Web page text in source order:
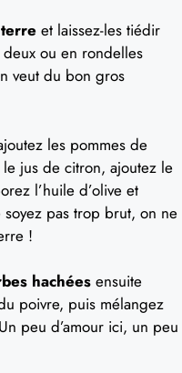
et laissez-les tiédir
ou en rondelles
veut du bon gros
les pommes de
jus de citron, ajoutez le
l’huile d’olive et
pas trop brut, on ne
!
hachées ensuite
poivre, puis mélangez
peu d’amour ici, un peu